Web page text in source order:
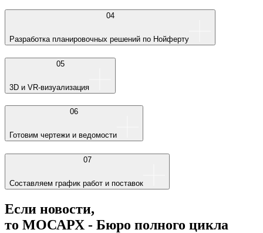
04
Разработка планировочных решений по Нойферту
05
3D и VR-визуализация
06
Готовим чертежи и ведомости
07
Составляем график работ и поставок
Если новости,
то МОСАРХ - Бюро полного цикла